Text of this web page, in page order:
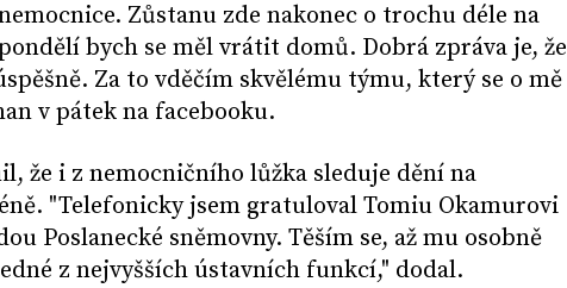
Zůstanu zde nakonec o trochu déle na
bych se měl vrátit domů. Dobrá zpráva je, že
Za to vděčím skvělému týmu, který se o mě
v pátek na facebooku.
že i z nemocničního lůžka sleduje dění na
"Telefonicky jsem gratuloval Tomiu Okamurovi
Poslanecké sněmovny. Těším se, až mu osobně
z nejvyšších ústavních funkcí," dodal.